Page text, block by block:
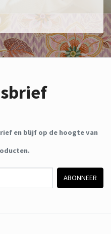
en blijf op de hoogte van
ABONNEER